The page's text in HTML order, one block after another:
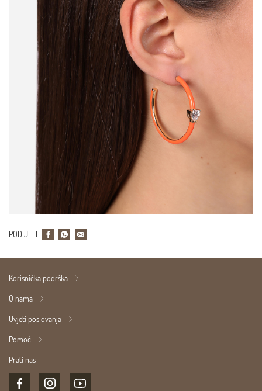
PODIJELI
Korisnička podrška
O nama
Uvjeti poslovanja
Pomoć
Prati nas